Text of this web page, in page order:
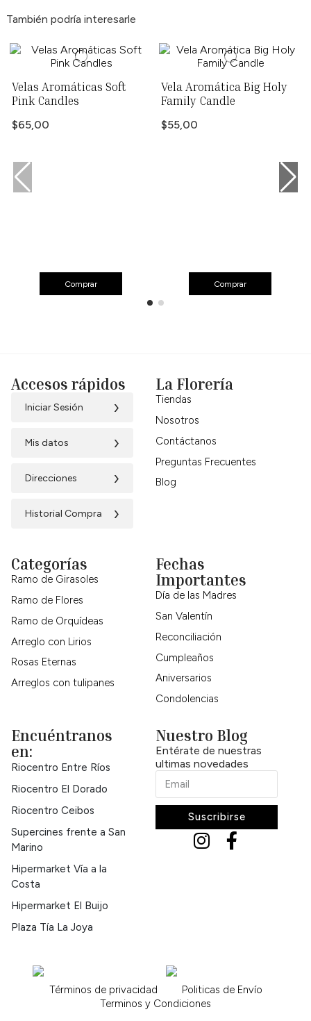
También podría interesarle
Velas Aromáticas Soft
Pink Candles
$65,00
Comprar
Vela Aromática Big Holy
Family Candle
$55,00
Comprar
Accesos rápidos
Iniciar Sesión ›
Mis datos ›
Direcciones ›
Historial Compra ›
La Florería
Tiendas
Nosotros
Contáctanos
Preguntas Frecuentes
Blog
Categorías
Ramo de Girasoles
Ramo de Flores
Ramo de Orquídeas
Arreglo con Lirios
Rosas Eternas
Arreglos con tulipanes
Fechas
Importantes
Día de las Madres
San Valentín
Reconciliación
Cumpleaños
Aniversarios
Condolencias
Encuéntranos
en:
Riocentro Entre Ríos
Riocentro El Dorado
Riocentro Ceibos
Supercines frente a San
Marino
Hipermarket Vía a la
Costa
Hipermarket El Buijo
Plaza Tía La Joya
Nuestro Blog
Entérate de nuestras
ultimas novedades
Suscribirse
Términos de privacidad
Politicas de Envío
Terminos y Condiciones